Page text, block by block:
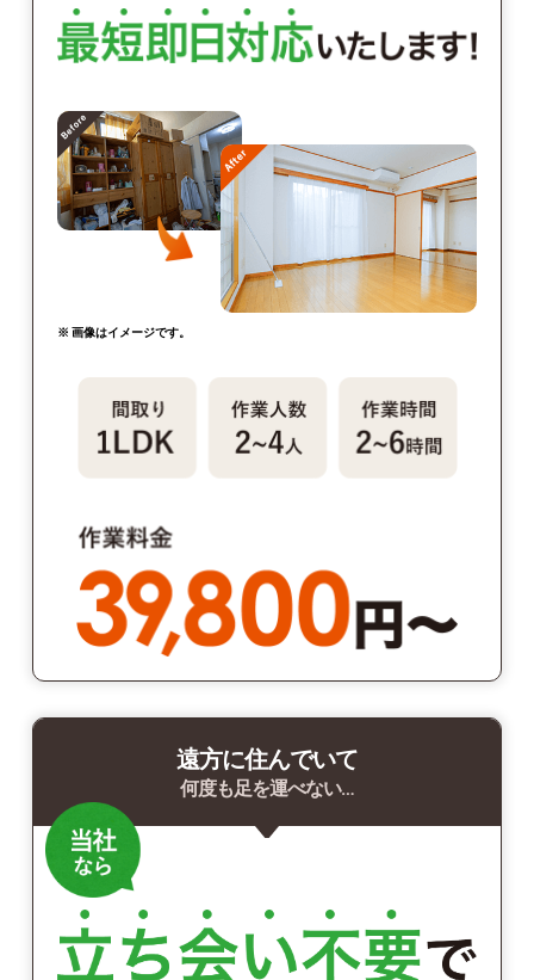
※ 画像はイメージです。
遠方に住んでいて
何度も足を運べない…